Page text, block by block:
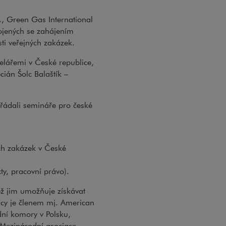
Green Gas International
se zahájením
veřejných zakázek.
v České republice,
Šolc Balaštík –
semináře pro české
zakázek v České
pracovní právo).
jim umožňuje získávat
je členem mj. American
komory v Polsku,